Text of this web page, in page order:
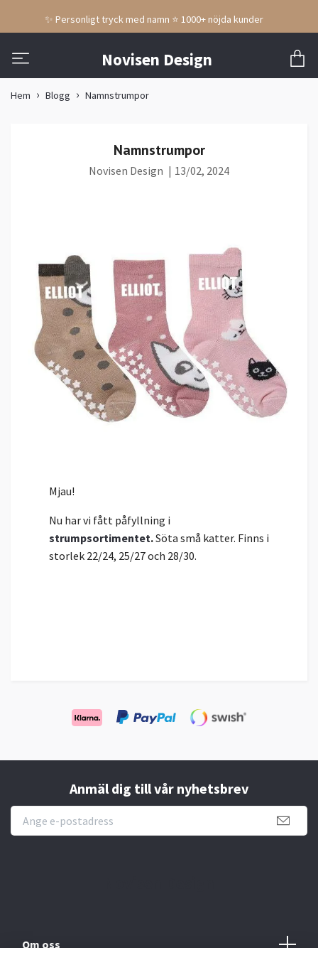
✨ Personligt tryck med namn ⭐ 1000+ nöjda kunder
Novisen Design
Hem Blogg Namnstrumpor
Namnstrumpor
Novisen Design | 13/02, 2024
Mjau!
Nu har vi fått påfyllning i
strumpsortimentet.Söta små katter. Finns i
storlek 22/24, 25/27 och 28/30.
Anmäl dig till vår nyhetsbrev
Om oss